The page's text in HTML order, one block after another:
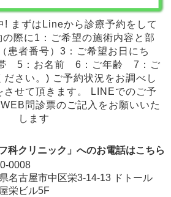
まずはLineから診療予約をして
の際に1：ご希望の施術内容と部
患者番号）3：ご希望お日にち
帯 5：お名前 6：ご年齢 7：ご
さい。) ご予約状況をお調べし
させて頂きます。 LINEでのご予
問診票のご記入をお願いいた
します
科クリニック」へのお電話はこちら
0008
名古屋市中区栄3-14-13 ドトール
栄ビル5F